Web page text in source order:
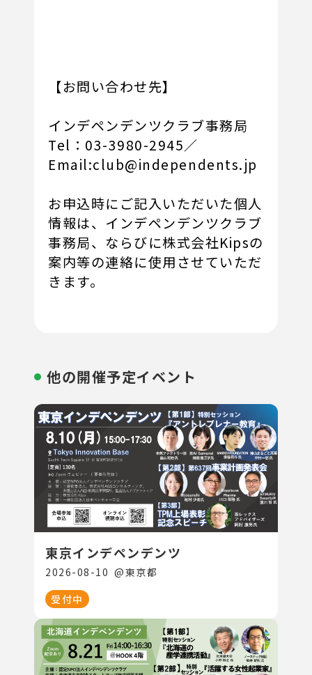
【お問い合わせ先】
インデペンデンツクラブ事務局
Tel：03-3980-2945／
Email:club@independents.jp
お申込時にご記入いただいた個人
情報は、インデペンデンツクラブ
事務局、ならびに株式会社Kipsの
案内等の連絡に使用させていただ
きます。
他の開催予定イベント
東京インデペンデンツ
2026-08-10 @東京都
受付中